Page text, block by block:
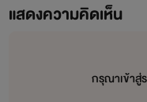
แสดงความคิดเห็น
กรุณาเข้าสู่